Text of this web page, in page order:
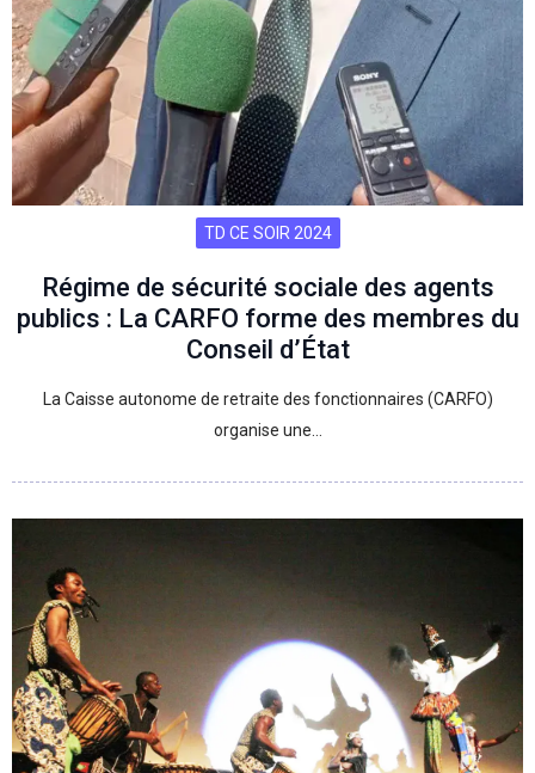
TD CE SOIR 2024
Régime de sécurité sociale des agents
publics : La CARFO forme des membres du
Conseil d’État
La Caisse autonome de retraite des fonctionnaires (CARFO)
organise une…